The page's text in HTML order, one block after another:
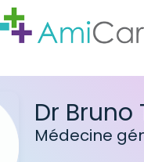
Dr Bruno
Médecine